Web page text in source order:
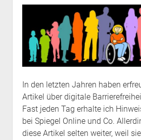
Beraten & Begleiten
Prüfen und Testen
Barrierefreie PDFs
Newsletter und
Newsletter
Podcast
Kontakt/Impressum
Datenschutz
English Version
In den letzten Jahren haben
Artikel über digitale
Fast jeden Tag erhalte ich
bei Spiegel Online und Co.
diese Artikel selten weiter, weil